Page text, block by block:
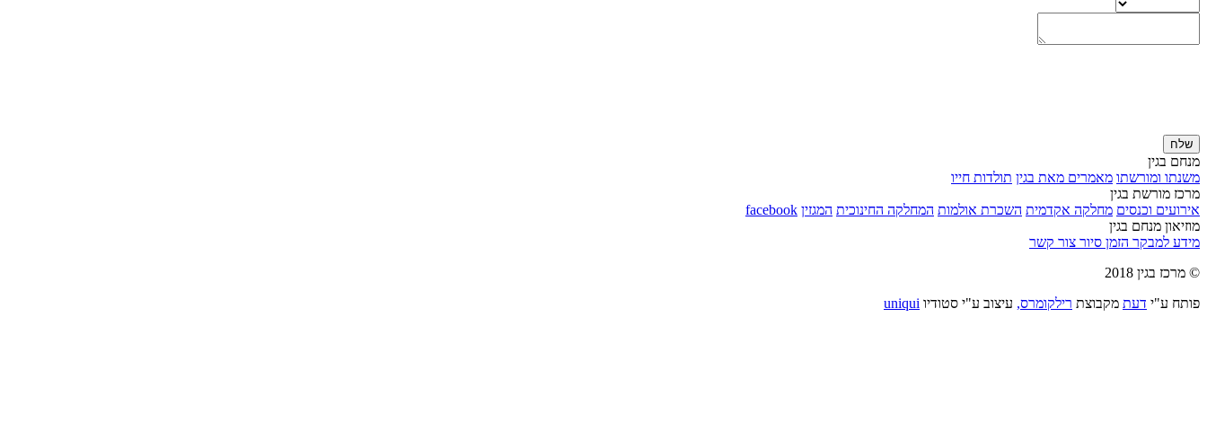
שלח
מנחם בגין
משנתו ומורשתו מאמרים מאת בגין תולדות חייו
מרכז מורשת בגין
אירועים וכנסים מחלקה אקדמית השכרת אולמות המחלקה החינוכית המגזין facebook
מוזיאון מנחם בגין
מידע למבקר הזמן סיור צור קשר
© מרכז בגין 2018
פותח ע"י דעת מקבוצת רילקומרס, עיצוב ע"י סטודיו uniqui